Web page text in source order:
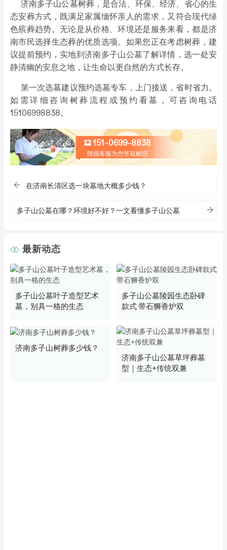
济南多子山公墓树葬，是合法、环保、经济、省心的生
态安葬方式，既满足家属缅怀亲人的需求，又符合现代绿
色殡葬趋势。无论是从价格、环境还是服务来看，都是济
南市民选择生态葬的优质选项。如果您正在考虑树葬，建
议提前预约，实地到济南多子山公墓了解详情，选一处安
静清幽的安息之地，让生命以更自然的方式长存。
第一次选墓建议预约选墓专车，上门接送，省时省力。
如需详细咨询树葬流程或预约看墓，可咨询电话
15106998838。
151-0699-8838
陵园客服为您答疑解惑
在济南长清区选一块墓地大概多少钱？
多子山公墓在哪？环境好不好？一文看懂多子山公墓
最新动态
多子山公墓叶子造型艺术
墓，别具一格的生态
多子山公墓陵园生态卧碑
款式 带石狮香炉双
济南多子山树葬多少钱？
济南多子山公墓草坪葬墓
型｜生态+传统双兼